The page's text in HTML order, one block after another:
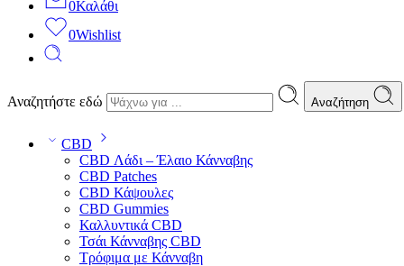
0Καλάθι
0Wishlist
Αναζητήστε εδώ Αναζήτηση
CBD
CBD Λάδι – Έλαιο Κάνναβης
CBD Patches
CBD Κάψουλες
CBD Gummies
Καλλυντικά CBD
Τσάι Κάνναβης CBD
Τρόφιμα με Κάνναβη